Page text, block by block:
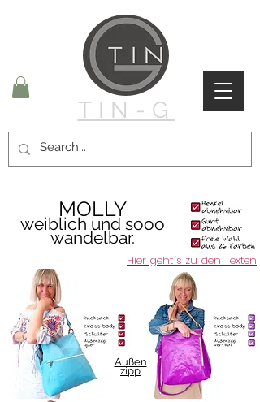
TIN-G
MOLLY
weiblich und sooo
wandelbar.
Hier geht´s zu den Texten
Außen
zipp